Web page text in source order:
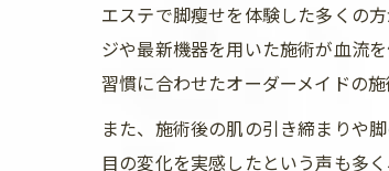
エステで脚瘦せを体験した多くの
ジや最新機器を用いた施術が血流
習慣に合わせたオーダーメイドの
また、施術後の肌の引き締まりや
目の変化を実感したという声も多